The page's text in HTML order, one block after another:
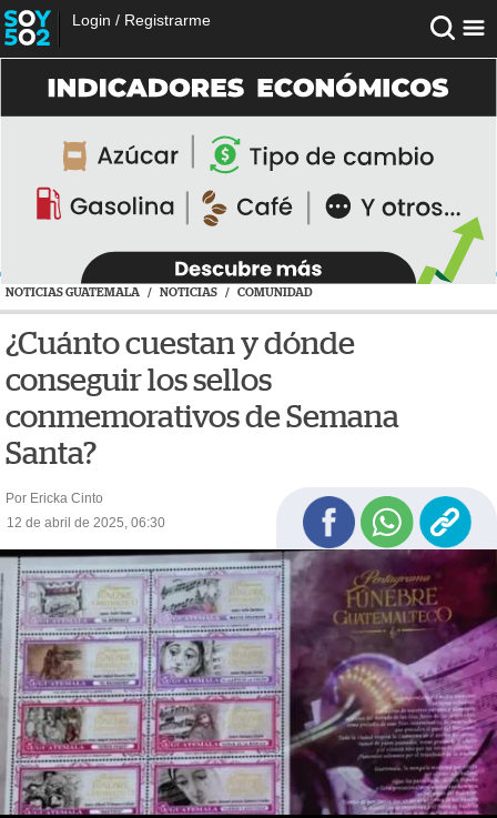
Login / Registrarme
NOTICIAS GUATEMALA / NOTICIAS / COMUNIDAD
¿Cuánto cuestan y dónde
conseguir los sellos
conmemorativos de Semana
Santa?
Por Ericka Cinto
12 de abril de 2025, 06:30